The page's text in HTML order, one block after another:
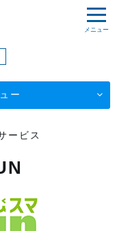
メニュー
ー
ービス